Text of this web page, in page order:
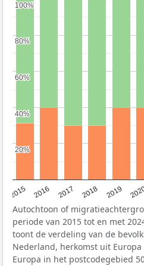
2015 2016 2017 2018 2019
20%
20%
40%
40%
60%
60%
80%
80%
100%
100%
Autochtoon of
periode van 2015 tot en met
toont de verdeling van de
Nederland, herkomst uit
Europa in het postcodegebied